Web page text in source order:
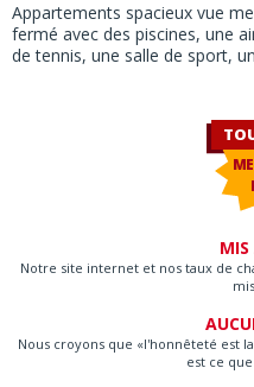
Appartements spacieux vue
fermé avec des piscines, une
de tennis, une salle de sport,
MIS
Notre site internet et nos taux de
Nous croyons que «l'honnêteté est
est ce